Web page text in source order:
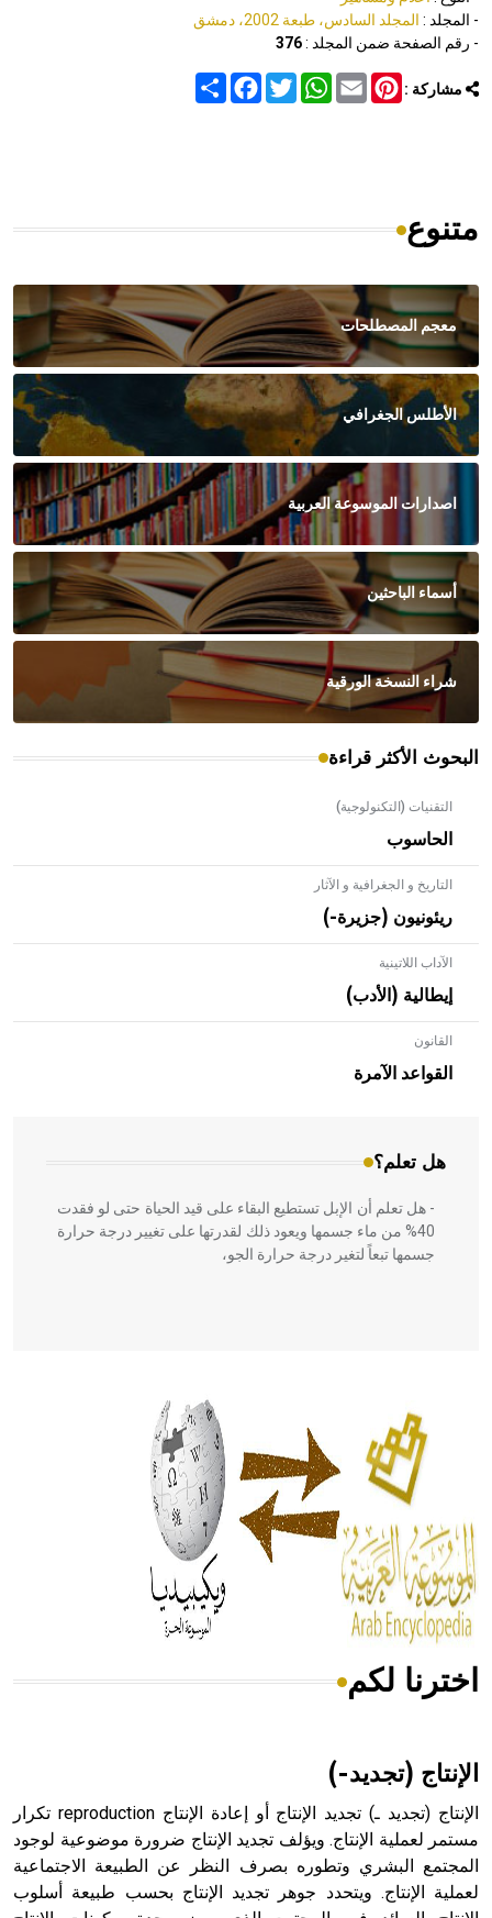
- المجلد : المجلد السادس، طبعة 2002، دمشق
- رقم الصفحة ضمن المجلد :376
مشاركة : Share
FacebookTwitter
WhatsAppEmail
Pinterest
متنوع
معجم المصطلحات
الأطلس الجغرافي
اصدارات الموسوعة العربية
أسماء الباحثين
شراء النسخة الورقية
البحوث الأكثر قراءة
التقنيات (التكنولوجية)
الحاسوب
التاريخ و الجغرافية و الآثار
ريئونيون (جزيرة-)
الآداب اللاتينية
إيطالية (الأدب)
القانون
القواعد الآمرة
هل تعلم؟
- هل تعلم أن الأبلق نوع من الفنون الهندسية التي ارتبطت
بالعمارة الإسلامية في بلاد الشام ومصر خاصة، حيث يحرص
المعمار على بناء مداميكه وخاصة في الواجهات
- هل تعلم أن الإبل تستطيع البقاء على قيد الحياة حتى لو فقدت
40% من ماء جسمها ويعود ذلك لقدرتها على تغيير درجة حرارة
جسمها تبعاً لتغير درجة حرارة الجو،
الحكم، الأدلة، تنظيم التغذية، ورسالته في جروح الرأس. ويعود
له الفضل بأنه حرر الطب من الدين والفلسفة.
- هل تعلم أن المرجان إفراز حيواني يتكون في البحر ويتركب
من مادة كربونات الكلسيوم، وهو أحمر أو شديد الحمرة وهو
أجود أنواعه، ويمتاز بكبر الحجم ويسمى الش
هل تعلم أن الأبسيد كلمة فرنسية اللفظ تم اعتمادها مصطلحاً
- هل تعلم أن أبجر Abgar اسم معروف جيداً يعود إلى عدد من
الملوك الذين حكموا مدينة إديسا (الرها) من أبجر الأول وحتى
التاسع، وهم ينتسبون إلى أسرة أوسروين
اخترنا لكم
الإنتاج (تجديد-)
الإنتاج (تجديد ـ) تجديد الإنتاج أو إعادة الإنتاج reproduction تكرار
مستمر لعملية الإنتاج. ويؤلف تجديد الإنتاج ضرورة موضوعية لوجود
المجتمع البشري وتطوره بصرف النظر عن الطبيعة الاجتماعية
لعملية الإنتاج. ويتحدد جوهر تجديد الإنتاج بحسب طبيعة أسلوب